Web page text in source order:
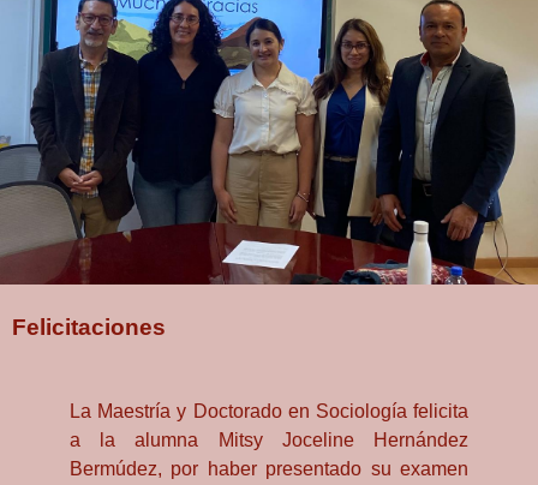
Felicitaciones
La Maestría y Doctorado en Sociología felicita
a la alumna Mitsy Joceline Hernández
Bermúdez, por haber presentado su examen